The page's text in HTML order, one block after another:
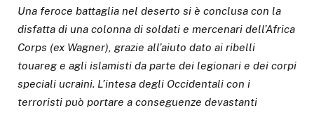
Una feroce battaglia nel deserto si è conclusa con la
disfatta di una colonna di soldati e mercenari dell’Africa
Corps (ex Wagner), grazie all’aiuto dato ai ribelli
touareg e agli islamisti da parte dei legionari e dei corpi
speciali ucraini. L’intesa degli Occidentali con i
terroristi può portare a conseguenze devastanti